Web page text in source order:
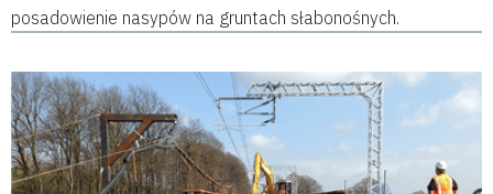
posadowienie nasypów na gruntach słabonośnych.